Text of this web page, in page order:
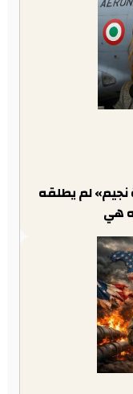
نجيم» لم يطلقه
هي